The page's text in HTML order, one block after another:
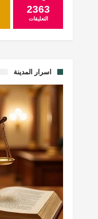
2363
التعليقات
اسرار المدينة